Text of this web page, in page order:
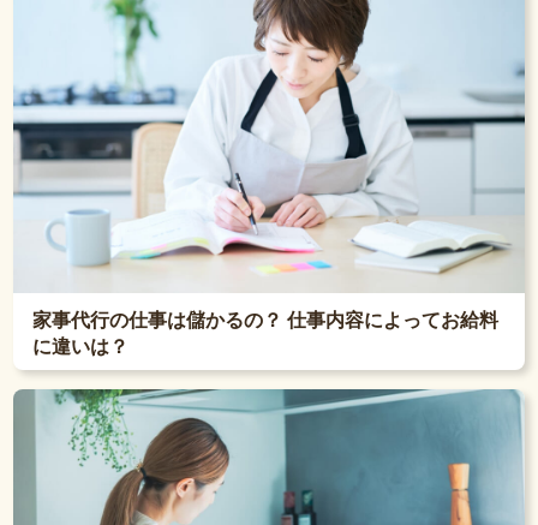
家事代行の仕事は儲かるの？ 仕事内容によってお給料
に違いは？